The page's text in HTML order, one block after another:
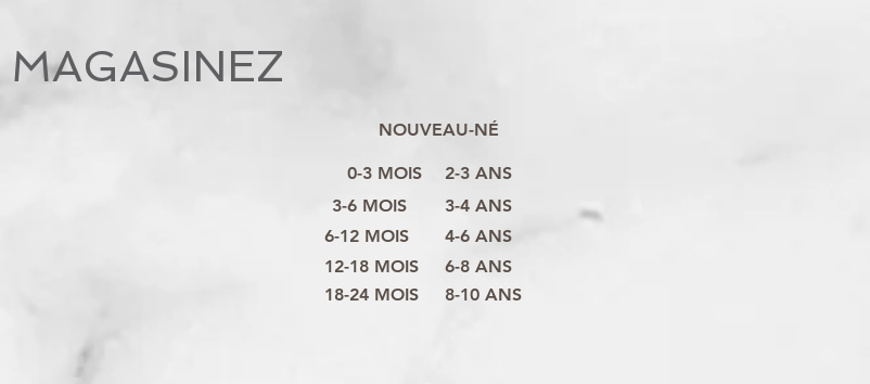
MAGASINEZ
NOUVEAU-NÉ
0-3 MOIS
6-12 MOIS
12-18 MOIS
18-24 MOIS
3-6 MOIS
8-10 ANS
6-8 ANS
4-6 ANS
3-4 ANS
2-3 ANS